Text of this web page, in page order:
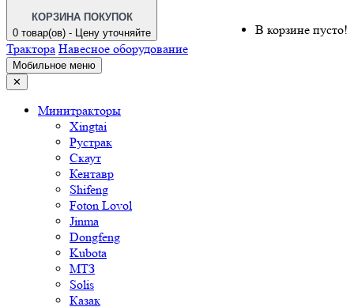
КОРЗИНА ПОКУПОК
0 товар(ов) - Цену уточняйте
В корзине пусто!
Трактора Навесное оборудование
Мобильное меню
✕
Минитракторы
Xingtai
Рустрак
Скаут
Кентавр
Shifeng
Foton Lovol
Jinma
Dongfeng
Kubota
МТЗ
Solis
Казак